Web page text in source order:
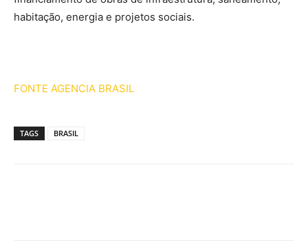
habitação, energia e projetos sociais.
FONTE AGENCIA BRASIL
TAGS BRASIL